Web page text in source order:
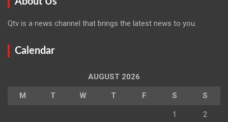
Qtv is a news channel that brings the latest news to you.
Calendar
AUGUST 2026
M T W T F S S
1 2